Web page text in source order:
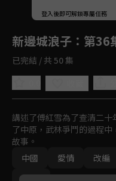
登入後即可解鎖專屬任務
新邊城浪子 ：第36
已完結 / 共 50 集
講述了傅紅雪為了查清二
了中原，武林爭鬥的過程
故事。
中國
愛情 改編